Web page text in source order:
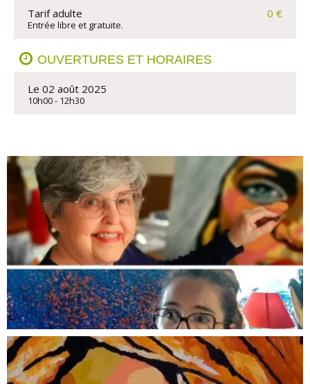
Tarif adulte 0 €
Entrée libre et gratuite.
OUVERTURES ET HORAIRES
Le 02 août 2025
10h00 - 12h30